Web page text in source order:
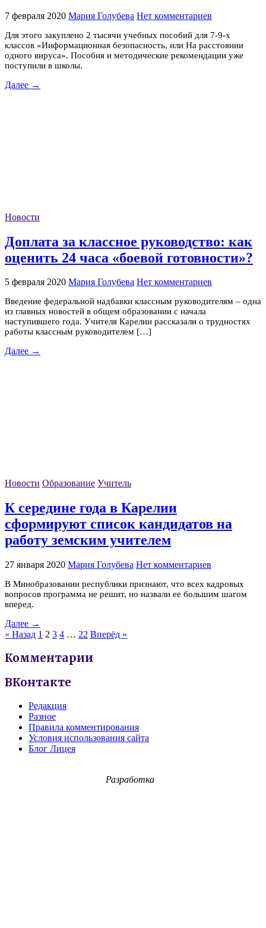
7 февраля 2020 Мария Голубева Нет комментариев
Для этого закуплено 2 тысячи учебных пособий для 7-9-х
классов «Информационная безопасность, или На расстоянии
одного вируса». Пособия и методические рекомендации уже
поступили в школы.
Далее →
Новости
Доплата за классное руководство: как
оценить 24 часа «боевой готовности»?
5 февраля 2020 Мария Голубева Нет комментариев
Введение федеральной надбавки классным руководителям – одна
из главных новостей в общем образовании с начала
наступившего года. Учителя Карелии рассказали о трудностях
работы классным руководителем […]
Далее →
Новости Образование Учитель
К середине года в Карелии
сформируют список кандидатов на
работу земским учителем
27 января 2020 Мария Голубева Нет комментариев
В Минобразовании республики признают, что всех кадровых
вопросов программа не решит, но назвали ее большим шагом
вперед.
Далее →
« Назад 1 2 3 4 … 22 Вперёд »
Комментарии
ВКонтакте
Редакция
Разное
Правила комментирования
Условия использования сайта
Блог Лицея
Разработка